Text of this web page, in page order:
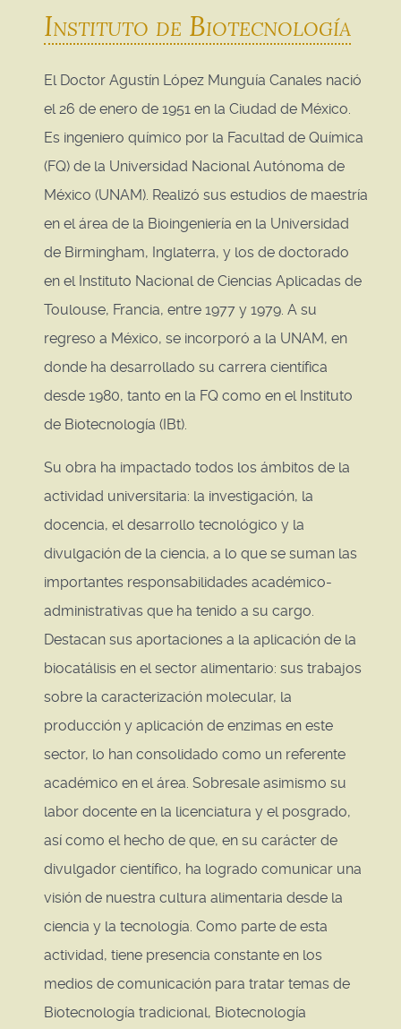
Instituto de Biotecnología
El Doctor Agustín López Munguía Canales nació
el 26 de enero de 1951 en la Ciudad de México.
Es ingeniero químico por la Facultad de Química
(FQ) de la Universidad Nacional Autónoma de
México (UNAM). Realizó sus estudios de maestría
en el área de la Bioingeniería en la Universidad
de Birmingham, Inglaterra, y los de doctorado
en el Instituto Nacional de Ciencias Aplicadas de
Toulouse, Francia, entre 1977 y 1979. A su
regreso a México, se incorporó a la UNAM, en
donde ha desarrollado su carrera científica
desde 1980, tanto en la FQ como en el Instituto
de Biotecnología (IBt).
Su obra ha impactado todos los ámbitos de la
actividad universitaria: la investigación, la
docencia, el desarrollo tecnológico y la
divulgación de la ciencia, a lo que se suman las
importantes responsabilidades académico-
administrativas que ha tenido a su cargo.
Destacan sus aportaciones a la aplicación de la
biocatálisis en el sector alimentario: sus trabajos
sobre la caracterización molecular, la
producción y aplicación de enzimas en este
sector, lo han consolidado como un referente
académico en el área. Sobresale asimismo su
labor docente en la licenciatura y el posgrado,
así como el hecho de que, en su carácter de
divulgador científico, ha logrado comunicar una
visión de nuestra cultura alimentaria desde la
ciencia y la tecnología. Como parte de esta
actividad, tiene presencia constante en los
medios de comunicación para tratar temas de
Biotecnología tradicional, Biotecnología